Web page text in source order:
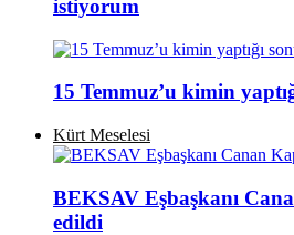
istiyorum
15 Temmuz’u kimin
Kürt Meselesi
BEKSAV Eşbaşkanı
edildi